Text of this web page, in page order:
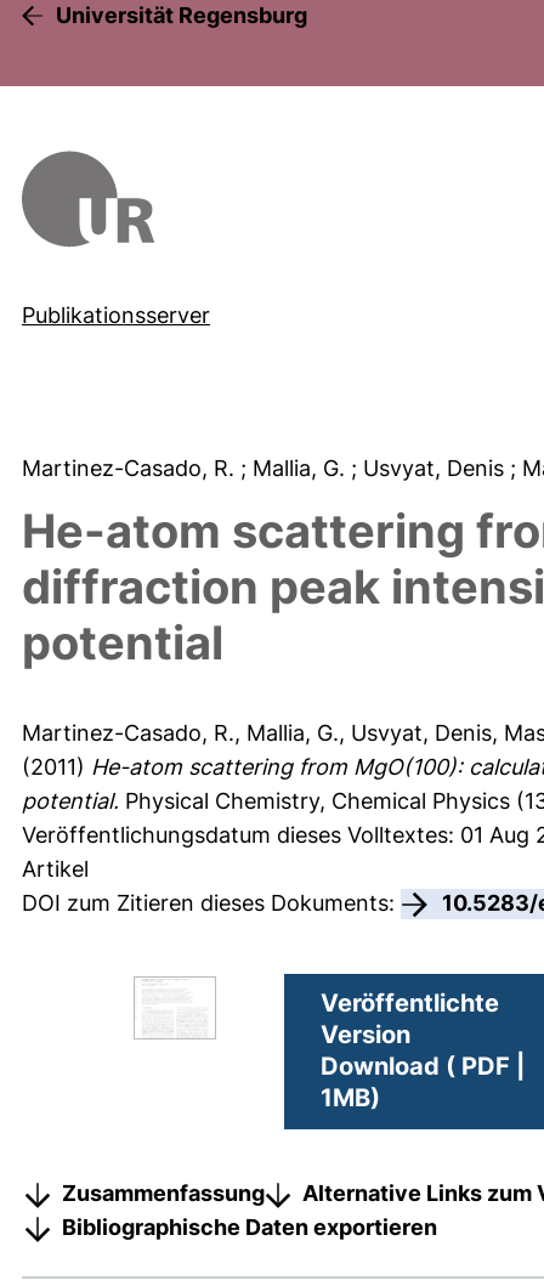
Universität Regensburg
Publikationsserver
Martinez-Casado, R. ; Mallia, G. ; Usvyat, Denis ;
He-atom scattering
diffraction peak
potential
Martinez-Casado, R., Mallia, G., Usvyat, Denis,
(2011) He-atom scattering from MgO(100):
potential. Physical Chemistry, Chemical Physics
Veröffentlichungsdatum dieses Volltextes: 01 Aug
Artikel
DOI zum Zitieren dieses Dokuments:
10.5283/
Veröffentlichte
Version
Download ( PDF |
1MB)
Zusammenfassung
Alternative Links zum
Bibliographische Daten exportieren